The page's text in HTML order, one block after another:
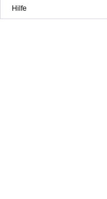
Hilfe